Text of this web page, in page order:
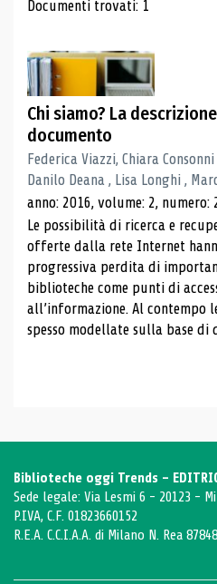
Risultati di
Documenti trovati: 1
Chi siamo? La
documento
Federica Viazzi, Chiara
Danilo Deana , Lisa Longhi ,
anno: 2016, volume: 2, numero:
Le possibilità di ricerca e
offerte dalla rete Internet
progressiva perdita di
biblioteche come punti di
all’informazione. Al contempo
spesso modellate sulla base di
Biblioteche oggi Trends -
Sede legale: Via Lesmi 6 - 20123 -
P.IVA, C.F. 01823660152
R.E.A. C.C.I.A.A. di Milano N. Rea